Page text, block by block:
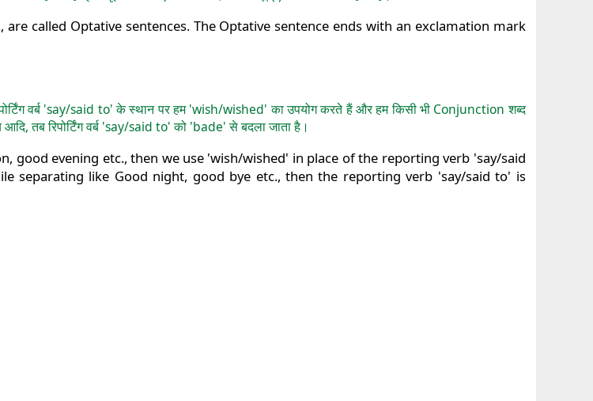
called Optative sentences. The Optative sentence ends with an exclamation mark
वर्ब 'say/said to' के स्थान पर हम 'wish/wished' का उपयोग करते हैं और हम किसी भी Conjunction शब्द
तब रिपोर्टिंग वर्ब 'say/said to' को 'bade' से बदला जाता है।
good evening etc., then we use 'wish/wished' in place of the reporting verb 'say/said
separating like Good night, good bye etc., then the reporting verb 'say/said to' is